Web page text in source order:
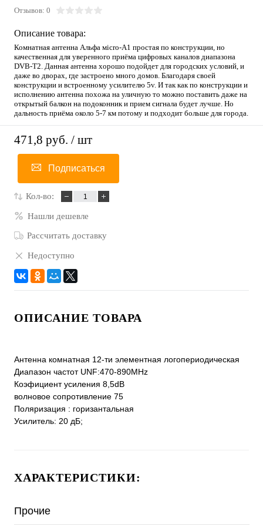
Отзывов: 0
Описание товара:
Комнатная антенна Aльфa мiсrо-А1 простая по конструкции, но
качественная для уверенного приёма цифровых каналов диапазона
DVB-T2. Данная антенна хорошо подойдет для городских условий, и
даже во дворах, где застроено много домов. Благодаря своей
конструкции и встроенному усилителю 5v. И так как по конструкции и
исполнению антенна похожа на уличную то можно поставить даже на
открытый балкон на подоконник и прием сигнала будет лучше. Но
дальность приёма около 5-7 км потому и подходит больше для города.
471,8 руб. / шт
Подписаться
Кол-во:
Нашли дешевле
Рассчитать доставку
Недоступно
ОПИСАНИЕ ТОВАРА
Антенна комнатная 12-ти элементная логопериодическая
Диапазон частот UNF:470-890MHz
Коэфициент усиления 8,5dB
волновое сопротивление 75
Поляризация : горизантальная
Усилитель: 20 дБ;
ХАРАКТЕРИСТИКИ:
Прочие